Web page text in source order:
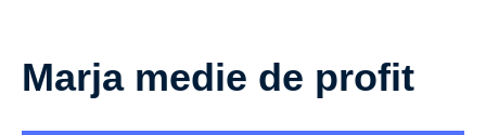
Marja medie de profit